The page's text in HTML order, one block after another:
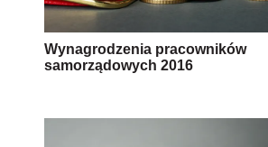
Wynagrodzenia pracowników
samorządowych 2016